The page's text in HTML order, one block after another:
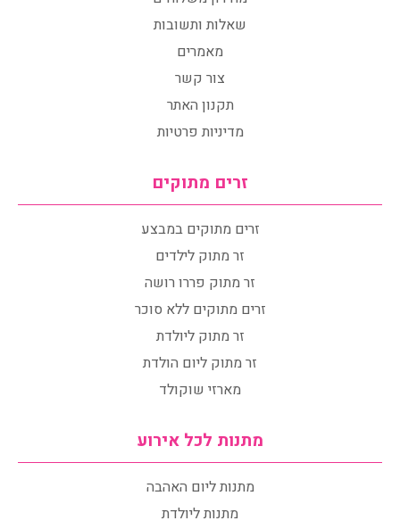
שאלות ותשובות
מאמרים
צור קשר
תקנון האתר
מדיניות פרטיות
זרים מתוקים
זרים מתוקים במבצע
זר מתוק לילדים
זר מתוק פררו רושה
זרים מתוקים ללא סוכר
זר מתוק ליולדת
זר מתוק ליום הולדת
מארזי שוקולד
מתנות לכל אירוע
מתנות ליום האהבה
מתנות ליולדת